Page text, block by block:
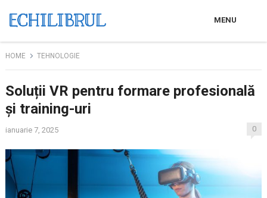
MENU
HOME TEHNOLOGIE
Soluții VR pentru formare profesională
și training-uri
ianuarie 7, 2025 0